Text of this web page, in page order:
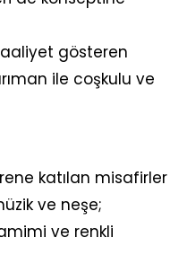
gösteren
ile coşkulu ve
katılan misafirler
ve neşe;
ve renkli